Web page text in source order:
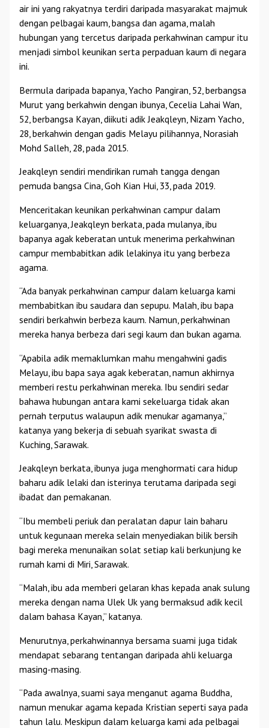
air ini yang rakyatnya terdiri daripada masyarakat majmuk
dengan pelbagai kaum, bangsa dan agama, malah
hubungan yang tercetus daripada perkahwinan campur itu
menjadi simbol keunikan serta perpaduan kaum di negara
ini.
Bermula daripada bapanya, Yacho Pangiran, 52, berbangsa
Murut yang berkahwin dengan ibunya, Cecelia Lahai Wan,
52, berbangsa Kayan, diikuti adik Jeakqleyn, Nizam Yacho,
28, berkahwin dengan gadis Melayu pilihannya, Norasiah
Mohd Salleh, 28, pada 2015.
Jeakqleyn sendiri mendirikan rumah tangga dengan
pemuda bangsa Cina, Goh Kian Hui, 33, pada 2019.
Menceritakan keunikan perkahwinan campur dalam
keluarganya, Jeakqleyn berkata, pada mulanya, ibu
bapanya agak keberatan untuk menerima perkahwinan
campur membabitkan adik lelakinya itu yang berbeza
agama.
“Ada banyak perkahwinan campur dalam keluarga kami
membabitkan ibu saudara dan sepupu. Malah, ibu bapa
sendiri berkahwin berbeza kaum. Namun, perkahwinan
mereka hanya berbeza dari segi kaum dan bukan agama.
“Apabila adik memaklumkan mahu mengahwini gadis
Melayu, ibu bapa saya agak keberatan, namun akhirnya
memberi restu perkahwinan mereka. Ibu sendiri sedar
bahawa hubungan antara kami sekeluarga tidak akan
pernah terputus walaupun adik menukar agamanya,”
katanya yang bekerja di sebuah syarikat swasta di
Kuching, Sarawak.
Jeakqleyn berkata, ibunya juga menghormati cara hidup
baharu adik lelaki dan isterinya terutama daripada segi
ibadat dan pemakanan.
“Ibu membeli periuk dan peralatan dapur lain baharu
untuk kegunaan mereka selain menyediakan bilik bersih
bagi mereka menunaikan solat setiap kali berkunjung ke
rumah kami di Miri, Sarawak.
“Malah, ibu ada memberi gelaran khas kepada anak sulung
mereka dengan nama Ulek Uk yang bermaksud adik kecil
dalam bahasa Kayan,” katanya.
Menurutnya, perkahwinannya bersama suami juga tidak
mendapat sebarang tentangan daripada ahli keluarga
masing-masing.
“Pada awalnya, suami saya menganut agama Buddha,
namun menukar agama kepada Kristian seperti saya pada
tahun lalu. Meskipun dalam keluarga kami ada pelbagai